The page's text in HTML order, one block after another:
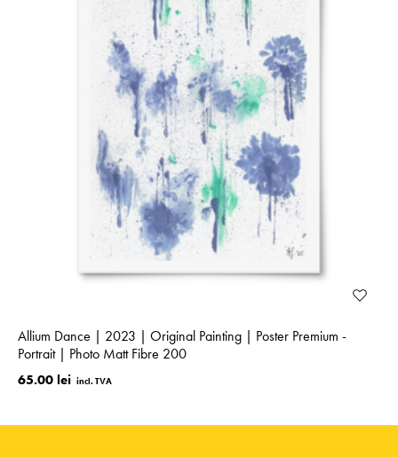
Allium Dance | 2023 | Original Painting | Poster Premium -
Portrait | Photo Matt Fibre 200
65.00 lei